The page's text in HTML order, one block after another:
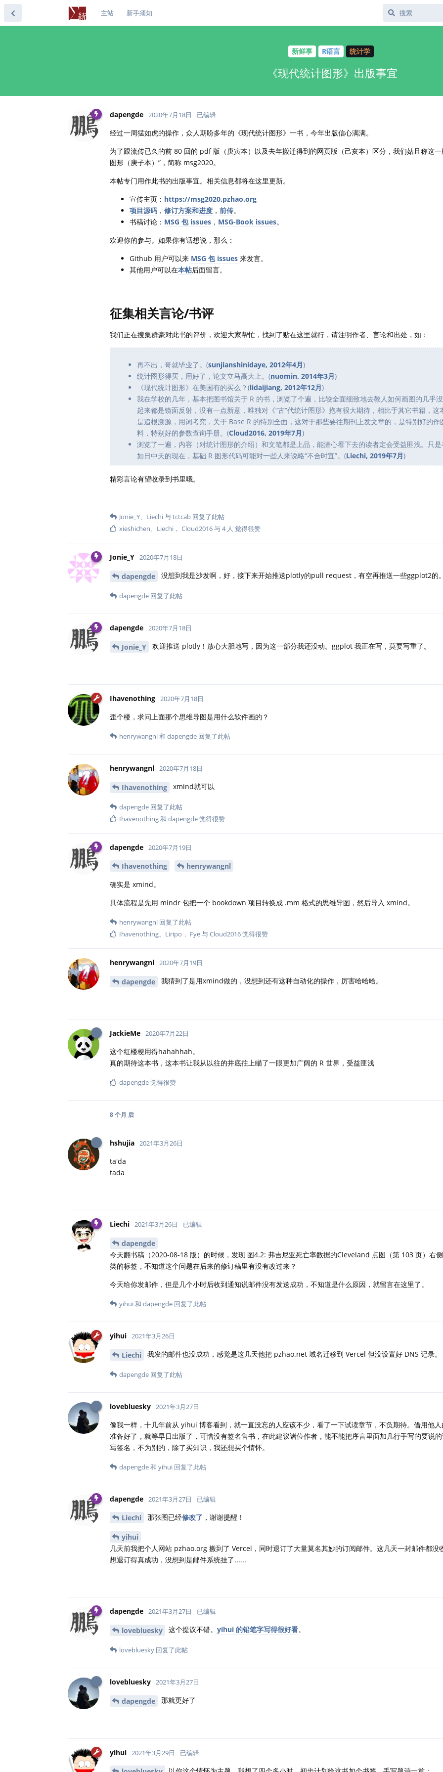
主站 新手须知
新鲜事 R语言 统计学
《现代统计图形》出版事宜
dapengde 2020年7月18日 已编辑
经过一周猛如虎的操作，众人期盼多年的《现代统计图形》一书，今年出版信心满满。
为了跟流传已久的前 80 回的 pdf 版（庚寅本）以及去年搬迁得到的网页版（己亥本）区分，我们姑且称这一
图形（庚子本）”，简称 msg2020。
本帖专门用作此书的出版事宜。相关信息都将在这里更新。
宣传主页： https://msg2020.pzhao.org
项目源码 ， 修订方案和进度 ， 前传。
书稿讨论： MSG 包 issues ， MSG-Book issues。
欢迎你的参与。如果你有话想说，那么：
Github 用户可以来 MSG 包 issues 来发言。
其他用户可以在本帖后面留言。
征集相关言论/书评
我们正在搜集群豪对此书的评价，欢迎大家帮忙，找到了贴在这里就行，请注明作者、言论和出处，如：
再不出，哥就毕业了。(sunjianshinidaye, 2012年4月)
统计图形得买，用好了，论文立马高大上。(nuomin, 2014年3月)
《现代统计图形》在美国有的买么？(lidaijiang, 2012年12月)
我在学校的几年，基本把图书馆关于 R 的书，浏览了个遍，比较全面细致地去教人如何画图的几乎
起来都是镜面反射，没有一点新意，唯独对《“古”代统计图形》抱有很大期待，相比于其它书籍，这
是追根溯源，用词考究，关于 Base R 的特别全面，这对于那些要往期刊上发文章的，是特别好的作
料，特别好的参数查询手册。(Cloud2016, 2019年7月)
浏览了一遍，内容（对统计图形的介绍）和文笔都是上品，能潜心看下去的读者定会受益匪浅。只
如日中天的现在，基础 R 图形代码可能对一些人来说略“不合时宜”。(Liechi, 2019年7月)
精彩言论有望收录到书里哦。
Jonie_Y、 Liechi与tctcab 回复了此帖
xieshichen、 Liechi ， Cloud2016与4人 觉得很赞
Jonie_Y 2020年7月18日
dapengde 没想到我是沙发啊，好，接下来开始推送plotly的pull request，有空再推送一些ggplot2的。
dapengde 回复了此帖
dapengde 2020年7月18日
Jonie_Y 欢迎推送 plotly！放心大胆地写，因为这一部分我还没动。ggplot 我正在写，莫要写重了。
Ihavenothing 2020年7月18日
歪个楼，求问上面那个思维导图是用什么软件画的？
henrywangnl和 dapengde 回复了此帖
henrywangnl 2020年7月18日
Ihavenothing xmind就可以
dapengde 回复了此帖
Ihavenothing和 dapengde觉得很赞
dapengde 2020年7月19日
Ihavenothing
henrywangnl
确实是 xmind。
具体流程是先用 mindr 包把一个 bookdown 项目转换成 .mm 格式的思维导图，然后导入 xmind。
henrywangnl 回复了此帖
Ihavenothing、 Liripo ， Fye与Cloud2016觉得很赞
henrywangnl 2020年7月19日
dapengde 我猜到了是用xmind做的，没想到还有这种自动化的操作，厉害哈哈哈。
JackieMe 2020年7月22日
这个红楼梗用得hahahhah。
真的期待这本书，这本书让我从以往的井底往上瞄了一眼更加广阔的 R 世界，受益匪浅
dapengde觉得很赞
8 个月 后
hshujia 2021年3月26日
ta'da
tada
Liechi 2021年3月26日 已编辑
dapengde
今天翻书稿（2020-08-18 版）的时候，发现 图4.2: 弗吉尼亚死亡率数据的Cleveland 点图（第 103 页）右
类的标签，不知道这个问题在后来的修订稿里有没有改过来？
今天给你发邮件，但是几个小时后收到通知说邮件没有发送成功，不知道是什么原因，就留言在这里了。
yihui和 dapengde 回复了此帖
yihui 2021年3月26日
Liechi 我发的邮件也没成功，感觉是这几天他把 pzhao.net 域名迁移到 Vercel 但没设置好 DNS 记录。
dapengde 回复了此帖
lovebluesky 2021年3月27日
像我一样，十几年前从 yihui 博客看到，就一直没忘的人应该不少，看了一下试读章节，不负期待。借用他
准备好了，就等早日出版了，可惜没有签名售书，在此建议诸位作者，能不能把序言里面加几行手写的要说
写签名，不为别的，除了买知识，我还想买个情怀。
dapengde和 yihui 回复了此帖
dapengde 2021年3月27日 已编辑
Liechi 那张图已经修改了 ，谢谢提醒！
yihui
几天前我把个人网站 pzhao.org 搬到了 Vercel，同时退订了大量莫名其妙的订阅邮件。这几天一封邮件都没
想退订得真成功，没想到是邮件系统挂了......
dapengde 2021年3月27日 已编辑
lovebluesky 这个提议不错。 yihui 的铅笔字写得很好看。
lovebluesky 回复了此帖
lovebluesky 2021年3月27日
dapengde 那就更好了
yihui 2021年3月29日 已编辑